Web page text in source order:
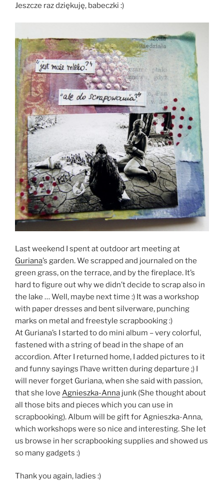
Jeszcze raz dziękuję, babeczki :)
Last weekend I spent at outdoor art meeting at
Guriana’s garden. We scrapped and journaled on the
green grass, on the terrace, and by the fireplace. It’s
hard to figure out why we didn’t decide to scrap also in
the lake … Well, maybe next time :) It was a workshop
with paper dresses and bent silverware, punching
marks on metal and freestyle scrapbooking :)
At Guriana’s I started to do mini album – very colorful,
fastened with a string of bead in the shape of an
accordion. After I returned home, I added pictures to it
and funny sayings I’have written during departure ;) I
will never forget Guriana, when she said with passion,
that she love Agnieszka-Anna junk (She thought about
all those bits and pieces which you can use in
scrapbooking). Album will be gift for Agnieszka-Anna,
which workshops were so nice and interesting. She let
us browse in her scrapbooking supplies and showed us
so many gadgets :)
Thank you again, ladies :)